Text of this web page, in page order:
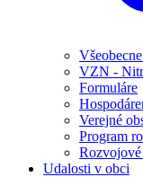
VZN -
Formuláre
Verejné
Program
Udalosti v obci